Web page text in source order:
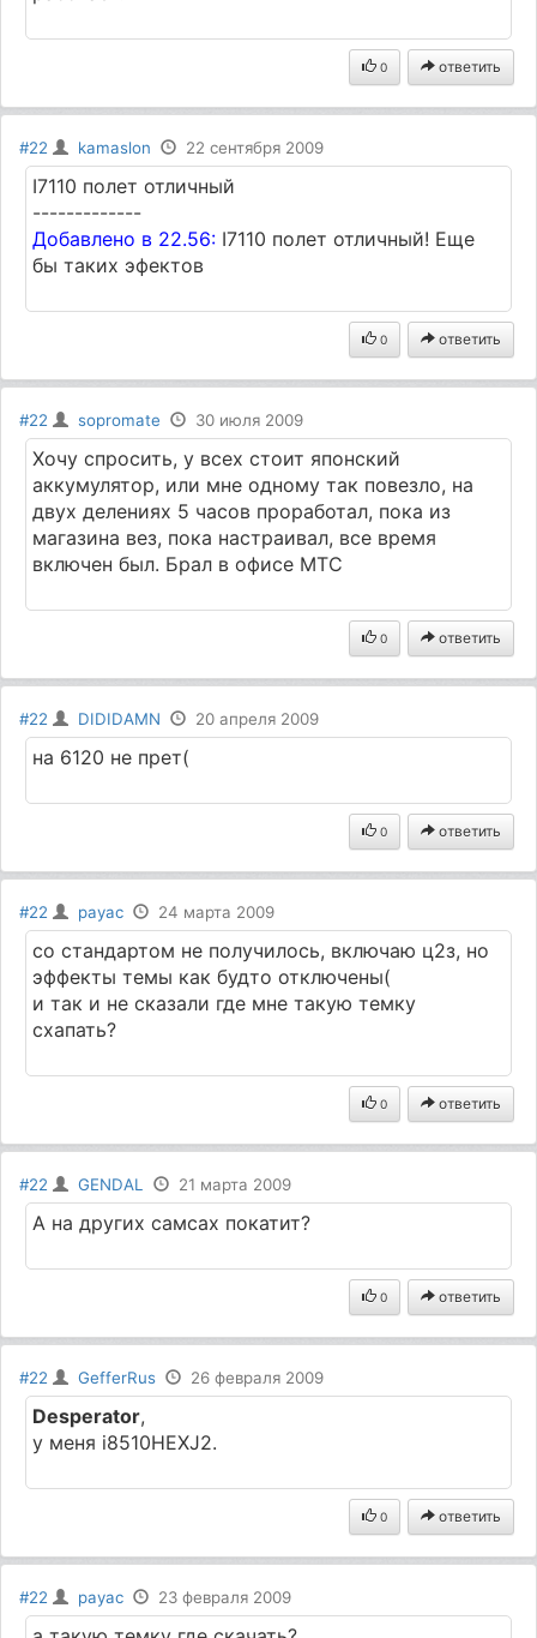
0 ответить
#22 kamaslon 22 сентября 2009
I7110 полет отличный
-------------
Добавлено в 22.56: I7110 полет отличный! Еще
бы таких эфектов
0 ответить
#22 sopromate 30 июля 2009
Хочу спросить, у всех стоит японский
аккумулятор, или мне одному так повезло, на
двух делениях 5 часов проработал, пока из
магазина вез, пока настраивал, все время
включен был. Брал в офисе МТС
0 ответить
#22 DIDIDAMN 20 апреля 2009
на 6120 не прет(
0 ответить
#22 payac 24 марта 2009
со стандартом не получилось, включаю ц2з, но
эффекты темы как будто отключены(
и так и не сказали где мне такую темку
схапать?
0 ответить
#22 GENDAL 21 марта 2009
А на других самсах покатит?
0 ответить
#22 GefferRus 26 февраля 2009
Desperator,
у меня i8510HEXJ2.
0 ответить
#22 payac 23 февраля 2009